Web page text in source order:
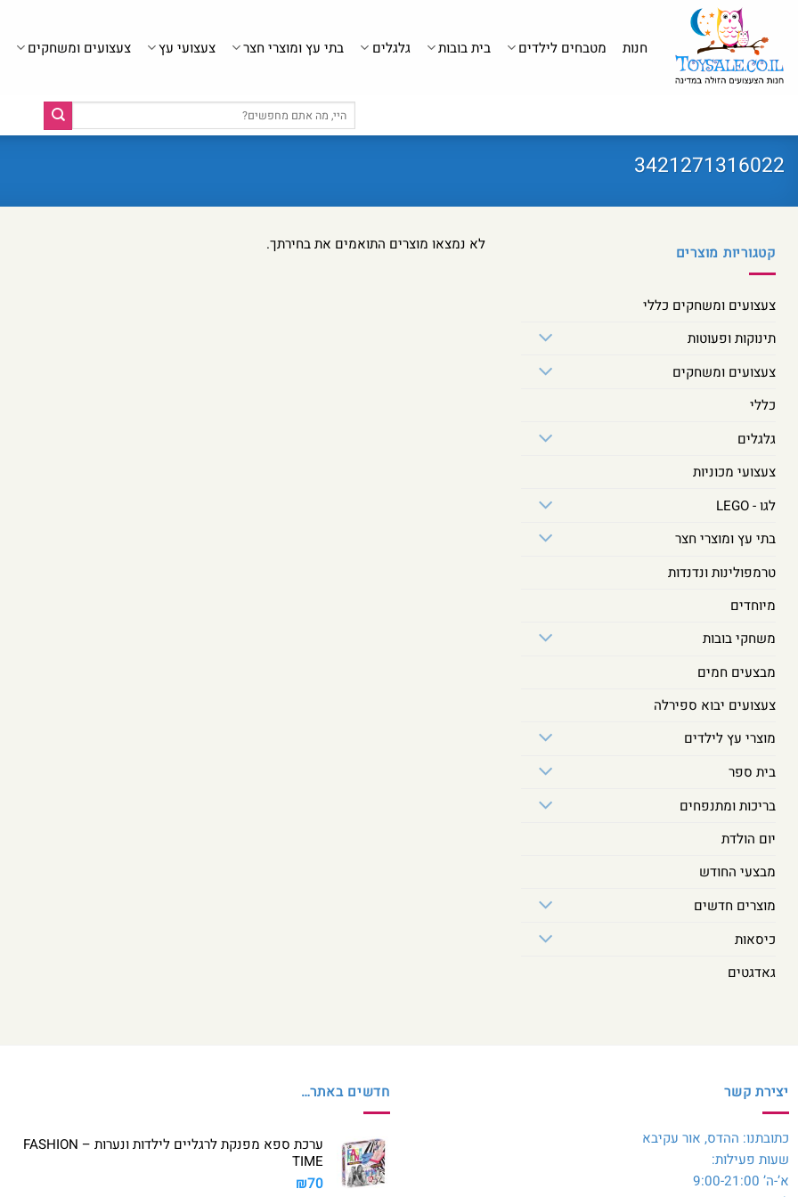
חנות
מטבחים לילדים בית בובות גלגלים בתי עץ ומוצרי חצר צעצועי עץ צעצועים ומשחקים
עבור:
3421271316022
קטגוריות מוצרים
צעצועים ומשחקים כללי
תינוקות ופעוטות
צעצועים ומשחקים
כללי
גלגלים
צעצועי מכוניות
לגו - LEGO
בתי עץ ומוצרי חצר
טרמפולינות ונדנדות
מיוחדים
משחקי בובות
מבצעים חמים
צעצועים יבוא ספירלה
מוצרי עץ לילדים
בית ספר
בריכות ומתנפחים
יום הולדת
מבצעי החודש
מוצרים חדשים
כיסאות
גאדגטים
לא נמצאו מוצרים התואמים את בחירתך.
יצירת קשר
כתובתנו: ההדס, אור עקיבא
שעות פעילות:
א’-ה’ 9:00-21:00
חדשים באתר…
ערכת ספא מפנקת לרגליים לילדות ונערות – FASHION
TIME
₪70